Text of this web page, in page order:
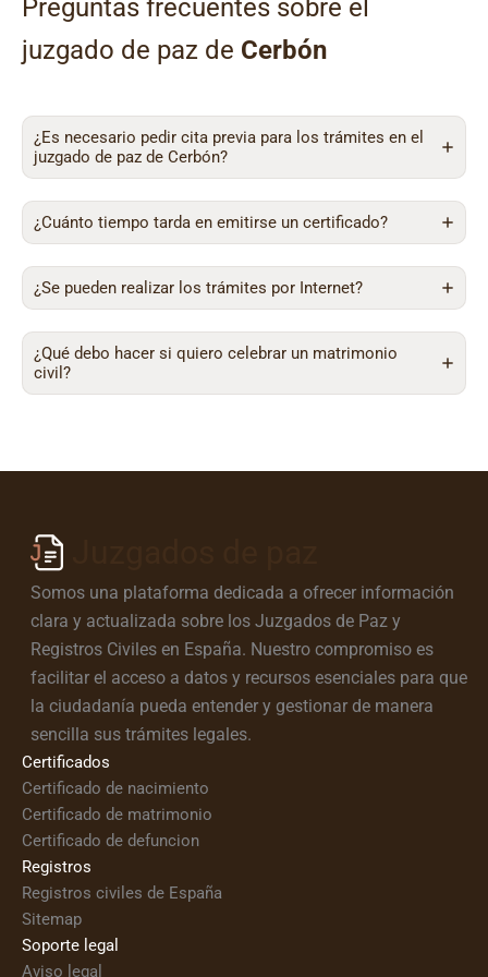
Preguntas frecuentes sobre el
juzgado de paz de Cerbón
¿Es necesario pedir cita previa para los trámites en el
juzgado de paz de Cerbón?
¿Cuánto tiempo tarda en emitirse un certificado?
¿Se pueden realizar los trámites por Internet?
¿Qué debo hacer si quiero celebrar un matrimonio
civil?
Somos una plataforma dedicada a ofrecer información
clara y actualizada sobre los Juzgados de Paz y
Registros Civiles en España. Nuestro compromiso es
facilitar el acceso a datos y recursos esenciales para que
la ciudadanía pueda entender y gestionar de manera
sencilla sus trámites legales.
Certificados
Certificado de nacimiento
Certificado de matrimonio
Certificado de defuncion
Registros
Registros civiles de España
Sitemap
Soporte legal
Aviso legal